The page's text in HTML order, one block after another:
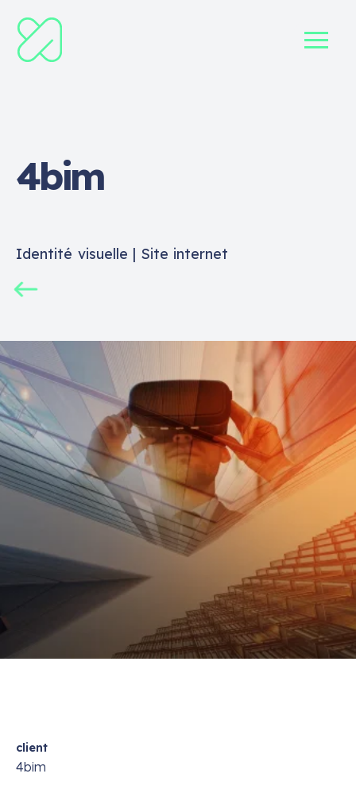
4bim
Identité visuelle | Site internet
client
4bim